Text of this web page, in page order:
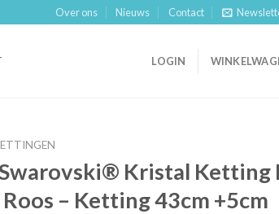
Over ons Nieuws Contact
LOGIN
Kristal Ketting
– Ketting 43cm +5cm